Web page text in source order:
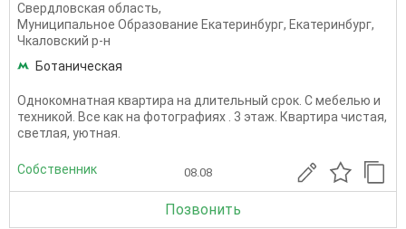
Свердловская область,
Муниципальное Образование Екатеринбург, Екатеринбург,
Чкаловский р-н
Ботаническая
Однокомнатная квартира на длительный срок. С мебелью и
техникой. Все как на фотографиях . 3 этаж. Квартира чистая,
светлая, уютная.
Собственник 08.08
Позвонить